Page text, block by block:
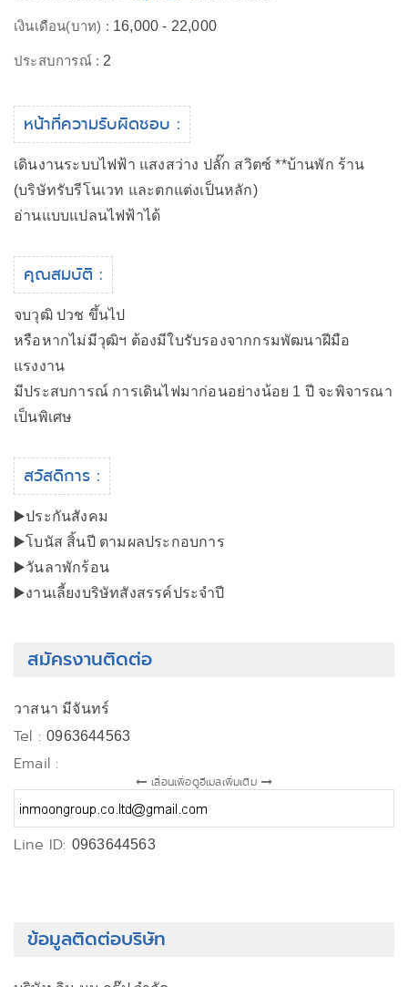
เงินเดือน(บาท) : 16,000 - 22,000
ประสบการณ์ : 2
หน้าที่ความรับผิดชอบ :
เดินงานระบบไฟฟ้า แสงสว่าง ปลั๊ก สวิตซ์ **บ้านพัก ร้าน
(บริษัทรับรีโนเวท และตกแต่งเป็นหลัก)
อ่านแบบแปลนไฟฟ้าได้
คุณสมบัติ :
จบวุฒิ ปวช ขึ้นไป
หรือหากไม่มีวุฒิฯ ต้องมีใบรับรองจากกรมพัฒนาฝีมือ
แรงงาน
มีประสบการณ์ การเดินไฟมาก่อนอย่างน้อย 1 ปี จะพิจารณา
เป็นพิเศษ
สวัสดิการ :
▶️ประกันสังคม
▶️โบนัส สิ้นปี ตามผลประกอบการ
▶️วันลาพักร้อน
▶️งานเลี้ยงบริษัทสังสรรค์ประจำปี
สมัครงานติดต่อ
วาสนา มีจันทร์
Tel :0963644563
Email :
เลื่อนเพื่อดูอีเมลเพิ่มเติม
Line ID: 0963644563
ข้อมูลติดต่อบริษัท